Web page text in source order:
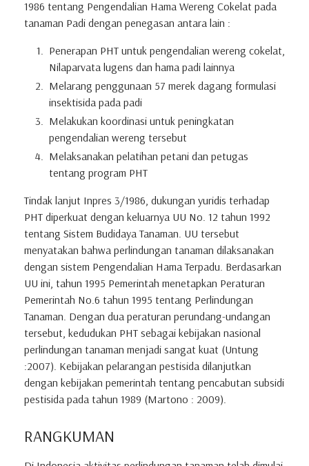
1986 tentang Pengendalian Hama Wereng Cokelat pada
tanaman Padi dengan penegasan antara lain :
Penerapan PHT untuk pengendalian wereng cokelat,
Nilaparvata lugens dan hama padi lainnya
Melarang penggunaan 57 merek dagang formulasi
insektisida pada padi
Melakukan koordinasi untuk peningkatan
pengendalian wereng tersebut
Melaksanakan pelatihan petani dan petugas
tentang program PHT
Tindak lanjut Inpres 3/1986, dukungan yuridis terhadap
PHT diperkuat dengan keluarnya UU No. 12 tahun 1992
tentang Sistem Budidaya Tanaman. UU tersebut
menyatakan bahwa perlindungan tanaman dilaksanakan
dengan sistem Pengendalian Hama Terpadu. Berdasarkan
UU ini, tahun 1995 Pemerintah menetapkan Peraturan
Pemerintah No.6 tahun 1995 tentang Perlindungan
Tanaman. Dengan dua peraturan perundang-undangan
tersebut, kedudukan PHT sebagai kebijakan nasional
perlindungan tanaman menjadi sangat kuat (Untung
:2007). Kebijakan pelarangan pestisida dilanjutkan
dengan kebijakan pemerintah tentang pencabutan subsidi
pestisida pada tahun 1989 (Martono : 2009).
RANGKUMAN